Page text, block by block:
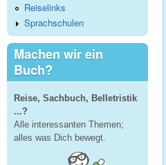
Reiselinks
Sprachschulen
Machen wir ein
Buch?
Reise, Sachbuch, Belletristik
...?
Alle interessanten Themen;
alles was Dich bewegt.